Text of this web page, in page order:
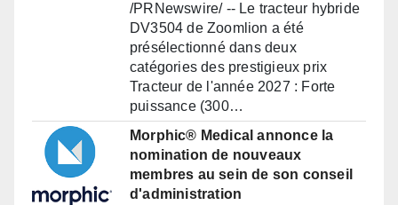
/PRNewswire/ -- Le tracteur hybride
DV3504 de Zoomlion a été
présélectionné dans deux
catégories des prestigieux prix
Tracteur de l'année 2027 : Forte
puissance (300…
Morphic® Medical annonce la
nomination de nouveaux
membres au sein de son conseil
d'administration